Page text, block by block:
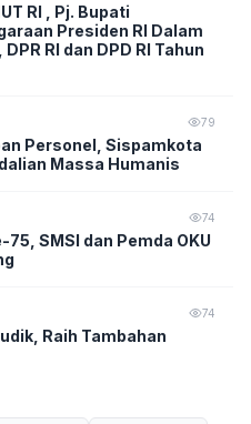
RI , Pj. Bupati
Presiden RI Dalam
RI dan DPD RI Tahun
79
Personel, Sispamkota
Massa Humanis
74
SMSI dan Pemda OKU
74
Raih Tambahan